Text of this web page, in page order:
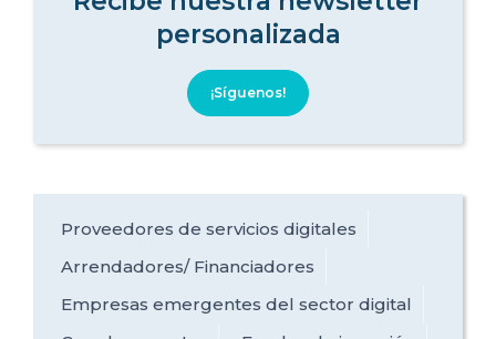
personalizada
¡Síguenos!
Proveedores de servicios digitales
Arrendadores/ Financiadores
Empresas emergentes del sector digital